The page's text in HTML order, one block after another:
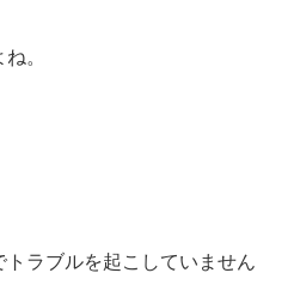
。
ラブルを起こしていません